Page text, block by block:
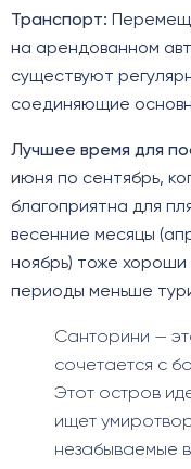
Транспорт:
на арендованном
существуют
соединяющие
Лучшее время для
июня по сентябрь,
благоприятна для
весенние месяцы
ноябрь) тоже хороши
периоды меньше
Санторини —
сочетается с
Этот остров
ищет
незабываемые